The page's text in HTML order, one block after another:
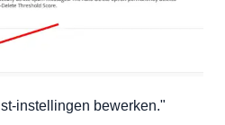
instellingen bewerken."